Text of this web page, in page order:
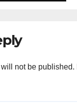
not be published.